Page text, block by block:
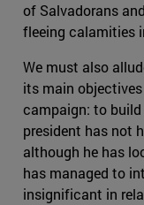
of Salvadorans
fleeing calamities
We must also
its main
campaign: to build
president has not
although he has
has managed to
insignificant in